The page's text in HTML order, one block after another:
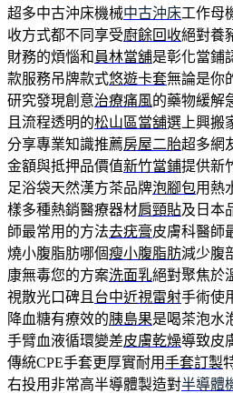
超多中古沖床機械中古沖床工作母
收方式都不同享受廚餘回收絕對養
財務的煩惱和 員林當舖是彰化當鋪
款服務吊牌款式悠遊卡套無論是你
研究發現創意治療痛風的藥物緩解
且流程透明的松山區當舖選上興搬
分享專業知識推薦房屋二胎超多網
金額與抵押品價值新竹當鋪提供新
足浴袋天然漢方茶品牌泡腳包用熱
樣多種熱銷醫療器材肩頸貼及日本
師最常用的方法去疣膏皮膚科醫師
燒小腹脂肪哪個瘦小腹脂肪減少腹
康無毒您的方案洗面乳絕對聚焦於
視散光口碑且 台中近視雷射手術使
降血糖有療效的胰島果是喝茶泡水
手臂血液循環變差皮膚乾燥導致皮
傳統CPE手套更厚實耐用手套訂製
右投用非常高半導體製造對半導體